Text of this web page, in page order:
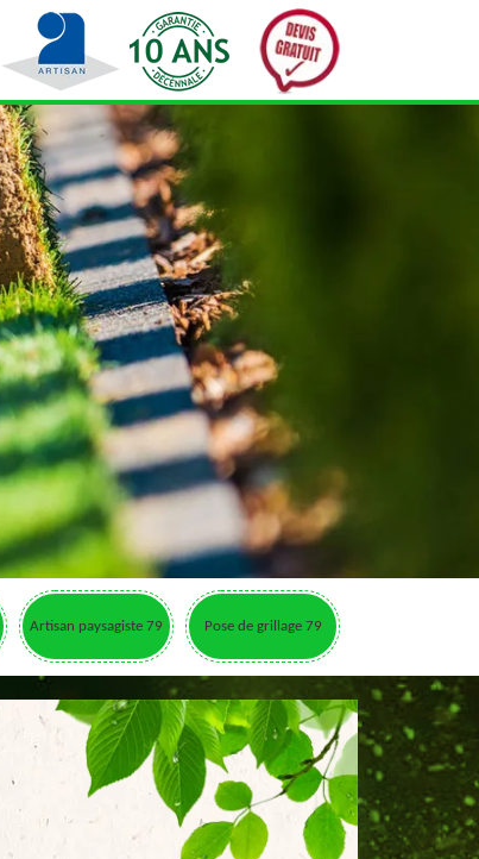
Artisan paysagiste 79 Pose de grillage 79